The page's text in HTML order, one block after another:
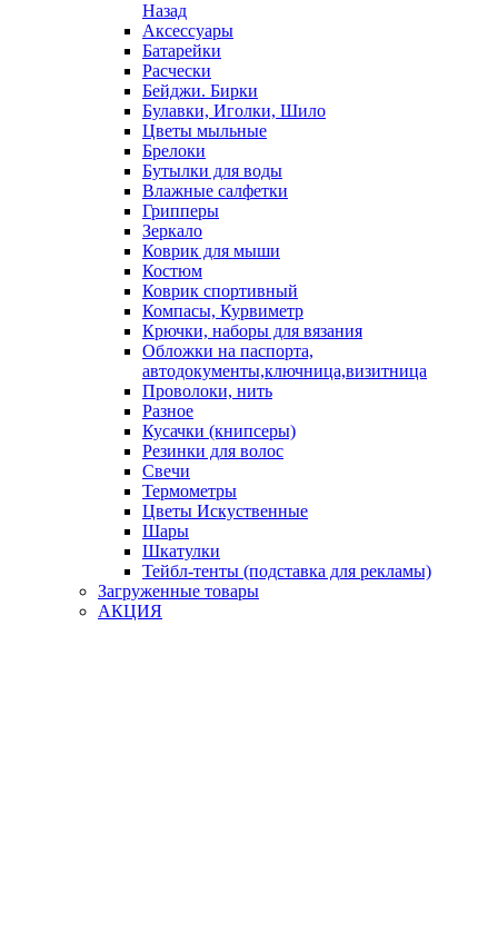
Назад
Аксессуары
Батарейки
Расчески
Бейджи. Бирки
Булавки, Иголки, Шило
Цветы мыльные
Брелоки
Бутылки для воды
Влажные салфетки
Грипперы
Зеркало
Коврик для мыши
Костюм
Коврик спортивный
Компасы, Курвиметр
Крючки, наборы для вязания
Обложки на паспорта,
автодокументы,ключница,визитница
Проволоки, нить
Разное
Кусачки (книпсеры)
Резинки для волос
Свечи
Термометры
Цветы Искуственные
Шары
Шкатулки
Тейбл-тенты (подставка для рекламы)
Загруженные товары
АКЦИЯ